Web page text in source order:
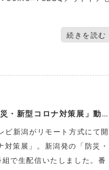
続きを読む
TeNYテレビ新潟主催 メイドイン新潟「防災・新型コロナ対策展」動画に取り上げられました。
新潟がリモート方式にて開
策展」。新潟発の「防災・
で生配信いたしました。番